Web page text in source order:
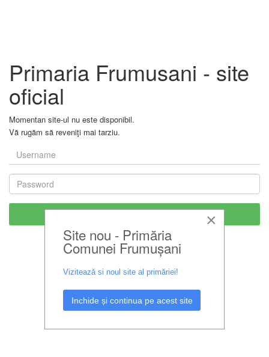
Primaria Frumusani - site
oficial
Momentan site-ul nu este disponibil.
Vă rugăm să reveniţi mai tarziu.
×
Site nou - Primăria
Comunei Frumușani
Vizitează si noul site al primăriei!
Inchide și continua pe acest site